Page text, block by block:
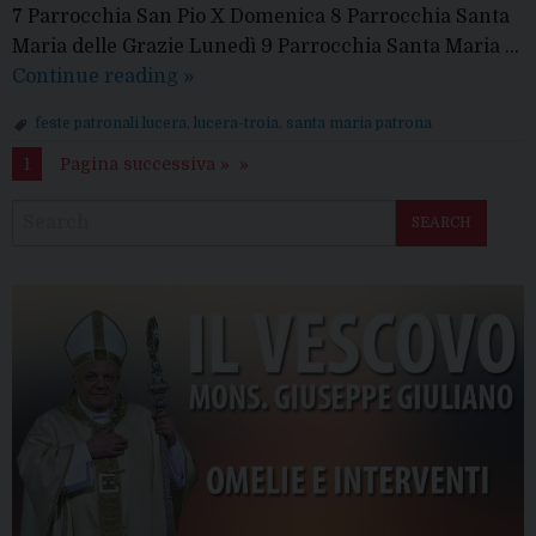
7 Parrocchia San Pio X Domenica 8 Parrocchia Santa
Maria delle Grazie Lunedì 9 Parrocchia Santa Maria …
Continue reading SOLENNITA’
SANTA
MARIA
»
feste patronali lucera lucera-troia santa maria patrona
1 Pagina successiva »
SEARCH